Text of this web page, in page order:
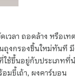
วลา ถอดล้าง หรือเ
งกรองชิ้นใหม่ทันที
ขึ้นอยู่กับประเภทที่
มขี้เถ้า, ผงคาร์บอน